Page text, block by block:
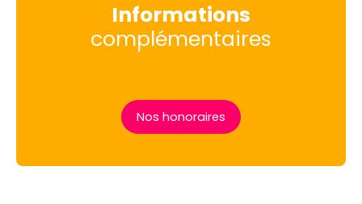
Informations
complémentaires
Nos honoraires